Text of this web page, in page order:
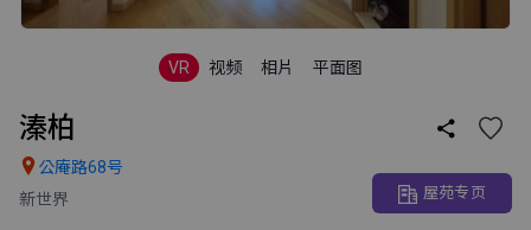
VR 视频 相片 平面图
溱柏

 公庵路68号
新世界
屋苑专页